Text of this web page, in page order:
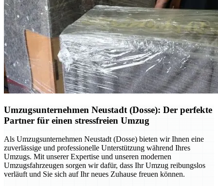
Umzugsunternehmen Neustadt (Dosse): Der perfekte
Partner für einen stressfreien Umzug
Als Umzugsunternehmen Neustadt (Dosse) bieten wir Ihnen eine
zuverlässige und professionelle Unterstützung während Ihres
Umzugs. Mit unserer Expertise und unseren modernen
Umzugsfahrzeugen sorgen wir dafür, dass Ihr Umzug reibungslos
verläuft und Sie sich auf Ihr neues Zuhause freuen können.